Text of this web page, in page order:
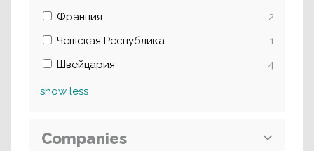
Франция
2
Чешская Республика
1
Швейцария
4
show less
Companies